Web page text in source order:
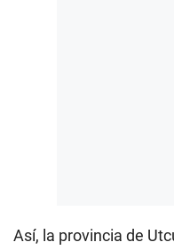
Así, la provincia de